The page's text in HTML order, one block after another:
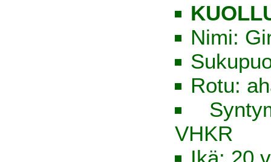
Nimi:
Rotu:
VHKR